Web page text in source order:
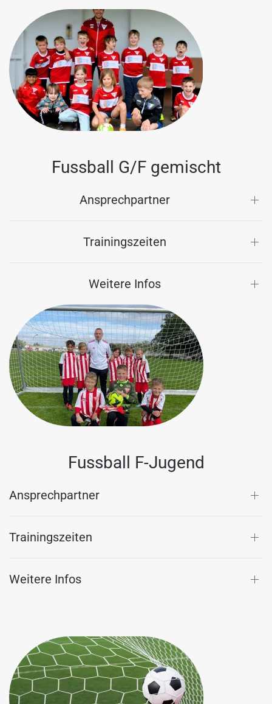
Fussball G/F gemischt
Ansprechpartner
Trainingszeiten
Weitere Infos
Fussball F-Jugend
Ansprechpartner
Trainingszeiten
Weitere Infos